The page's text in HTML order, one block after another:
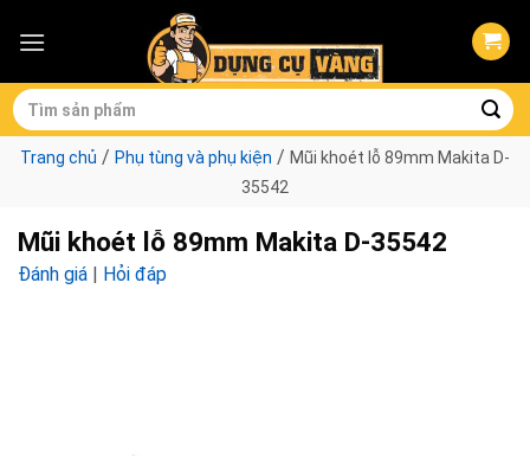
Tìm
kiếm:
Trang chủ / Phụ tùng và phụ kiện / Mũi khoét lỗ 89mm Makita D-
35542
Mũi khoét lỗ 89mm Makita D-35542
Đánh giá | Hỏi đáp